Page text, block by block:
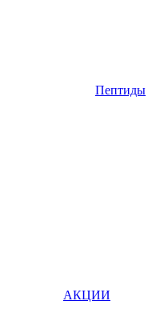
Пептиды
АКЦИИ